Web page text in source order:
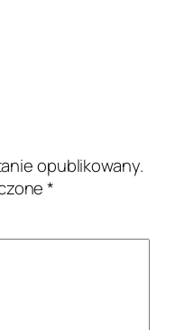
opublikowany.
*